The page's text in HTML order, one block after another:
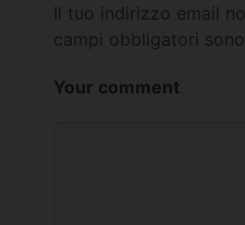
Il tuo indirizzo email
campi obbligatori
Your comment